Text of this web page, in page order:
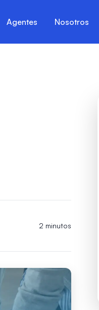
Agentes Nosotros
2 minutos